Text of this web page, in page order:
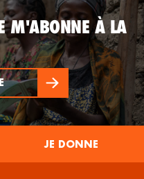
M'ABONNE À LA
JE DONNE